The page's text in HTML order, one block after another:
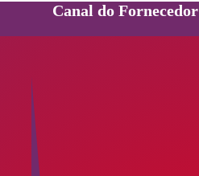
Canal do Fornecedor